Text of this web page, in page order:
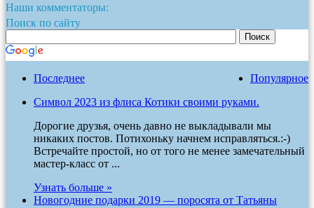
Наши комментаторы:
Поиск по сайту
Популярное
Последнее
Символ 2023 из флиса Котики своими руками.
Дорогие друзья, очень давно не выкладывали мы
никаких постов. Потихоньку начнем исправляться.:-)
Встречайте простой, но от того не менее замечательный
мастер-класс от ...
Узнать больше »
Новогодние подарки 2019 — поросята от Татьяны